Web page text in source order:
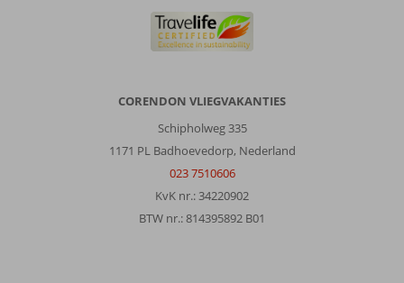
CORENDON VLIEGVAKANTIES
Schipholweg 335
1171 PL Badhoevedorp, Nederland
023 7510606
KvK nr.: 34220902
BTW nr.: 814395892 B01